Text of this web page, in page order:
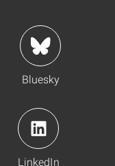
Bluesky
LinkedIn